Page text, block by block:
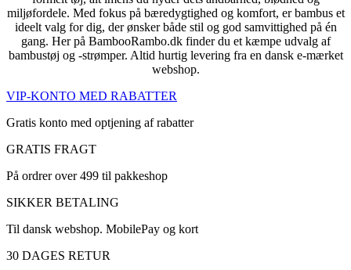
miljøfordele. Med fokus på bæredygtighed og komfort, er bambus et
ideelt valg for dig, der ønsker både stil og god samvittighed på én
gang. Her på BambooRambo.dk finder du et kæmpe udvalg af
bambustøj og -strømper. Altid hurtig levering fra en dansk e-mærket
webshop.
VIP-KONTO MED RABATTER
Gratis konto med optjening af rabatter
GRATIS FRAGT
På ordrer over 499 til pakkeshop
SIKKER BETALING
Til dansk webshop. MobilePay og kort
30 DAGES RETUR